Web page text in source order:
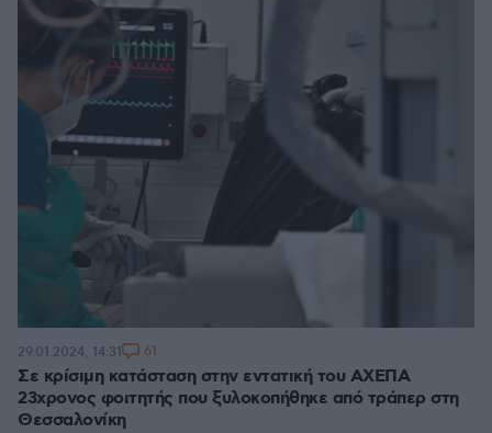
Σε κρίσιμη κατάσταση στην εντατική του ΑΧΕΠΑ
23χρονος φοιτητής που ξυλοκοπήθηκε από τράπερ στη
Θεσσαλονίκη
29.01.2024, 14:31 61